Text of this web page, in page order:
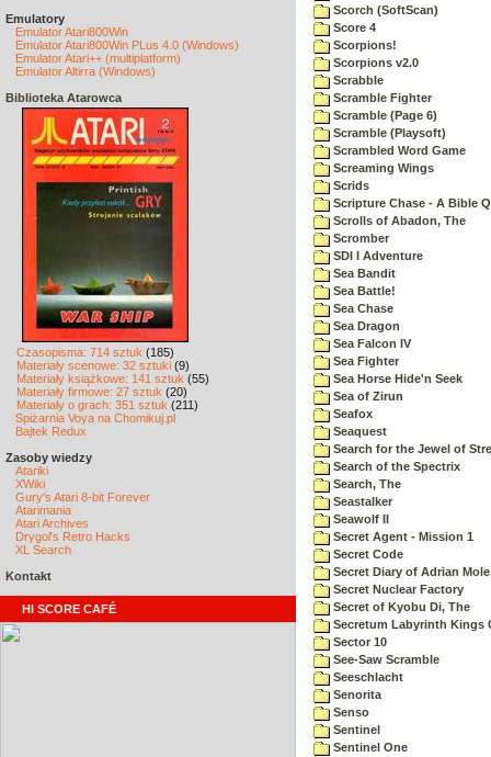
Emulatory
Emulator Atari800Win
Emulator Atari800Win PLus 4.0 (Windows)
Emulator Atari++ (multiplatform)
Emulator Altirra (Windows)
Biblioteka Atarowca
Czasopisma: 714 sztuk (185)
Materiały scenowe: 32 sztuki (9)
Materiały książkowe: 141 sztuk (55)
Materiały firmowe: 27 sztuk (20)
Materiały o grach: 351 sztuk (211)
Spiżarnia Voya na Chomikuj.pl
Bajtek Redux
Zasoby wiedzy
Atariki
XWiki
Gury's Atari 8-bit Forever
Atarimania
Atari Archives
Drygol's Retro Hacks
XL Search
Kontakt
HI SCORE CAFÉ
Scorch (SoftScan)
Score 4
Scorpions!
Scorpions v2.0
Scrabble
Scramble Fighter
Scramble (Page 6)
Scramble (Playsoft)
Scrambled Word Game
Screaming Wings
Scrids
Scripture Chase - A Bible
Scrolls of Abadon, The
Scromber
SDI I Adventure
Sea Bandit
Sea Battle!
Sea Chase
Sea Dragon
Sea Falcon IV
Sea Fighter
Sea Horse Hide'n Seek
Sea of Zirun
Seafox
Seaquest
Search for the Jewel of
Search of the Spectrix
Search, The
Seastalker
Seawolf II
Secret Agent - Mission 1
Secret Code
Secret Diary of Adrian
Secret Nuclear Factory
Secret of Kyobu Di, The
Secretum Labyrinth Kings
Sector 10
See-Saw Scramble
Seeschlacht
Senorita
Senso
Sentinel
Sentinel One